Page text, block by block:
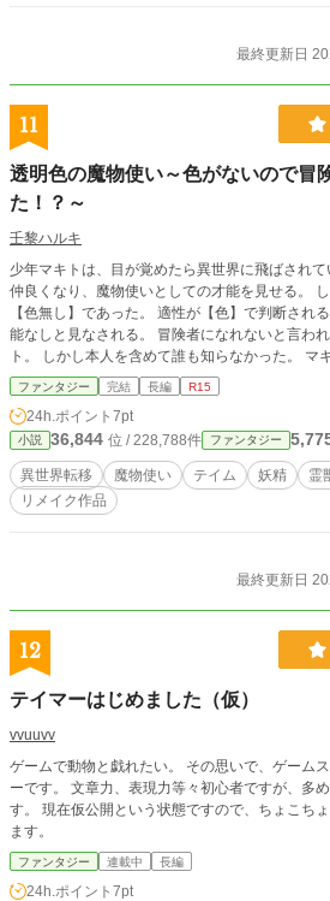
最終更新日
11
透明色の魔物使い～色がないので冒
た！？～
壬黎ハルキ
少年マキトは、目が覚めたら異世界に飛ばされ
仲良くなり、魔物使いとしての才能を見せる。
【色無し】であった。 適性が【色】で判断され
能なしと見なされる。 冒険者になれないと言わ
ト。 しかし本人を含めて誰も知らなかった。 マ
【色】の正体を――！ ※以下、この作品における注意事項。 この作品は、2017
年に連載していた「たった一人の魔物使い」のリ
観などの各種設定やストーリー構成は、一部を除
（旧作に出ていたいくつかの設定、及びキャラ
成というよりは、全く別物の新しい作品として
全252話、2021年3月9日に完結しました。 また
カクヨムにも同時投稿しています。
ファンタジー 完結 長編 R15
24h.ポイント 7pt
小説 36,844 位 / 228,788件 ファンタジー
異世界転移 魔物使い テイム 妖精 霊
リメイク作品
最終更新日
12
テイマーはじめました（仮）
vvuuvv
ゲームで動物と戯れたい。 その思いで、ゲームスタート！ ※自己
ーです。 文章力、表現力等々初心者ですが、多
す。 現在仮公開という状態ですので、ちょこちょこ内容が変わることがござい
ます。
ファンタジー 連載中 長編
24h.ポイント 7pt